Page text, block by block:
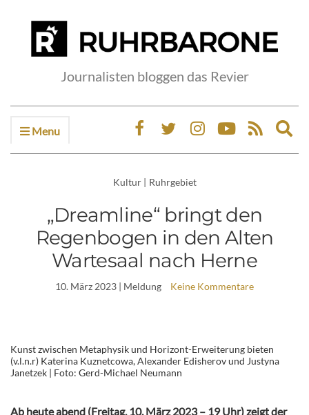
Journalisten bloggen das Revier
Menu
Kultur | Ruhrgebiet
„Dreamline“ bringt den
Regenbogen in den Alten
Wartesaal nach Herne
10. März 2023 | Meldung Keine Kommentare
Kunst zwischen Metaphysik und Horizont-Erweiterung bieten
(v.l.n.r) Katerina Kuznetcowa, Alexander Edisherov und Justyna
Janetzek | Foto: Gerd-Michael Neumann
Ab heute abend (Freitag, 10. März 2023 – 19 Uhr) zeigt der